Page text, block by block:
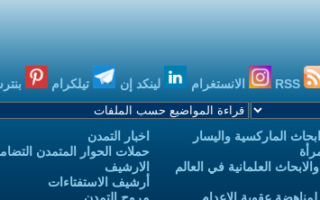
الانستغرام لينكد إن تيلكرام
الماركسية واليسار
العلمانية في العالم
اخبار التمدن
حملات الحوار المتمدن
الارشيف
أرشيف الاستفتاءات